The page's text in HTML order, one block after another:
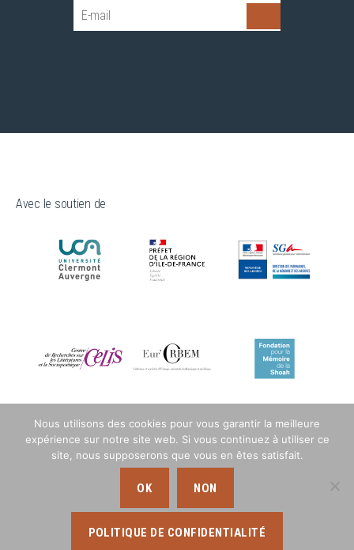
Avec le soutien de
Nous utilisons des cookies pour vous garantir la meilleure
expérience sur notre site web. Si vous continuez à utiliser ce
site, nous supposerons que vous en êtes satisfait.
OK NON
POLITIQUE DE CONFIDENTIALITÉ